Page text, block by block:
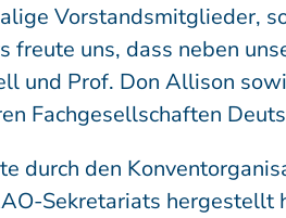
Vorstandsmitglieder,
freute uns, dass neben
und Prof. Don Allison
Fachgesellschaften
durch den
Sekretariats